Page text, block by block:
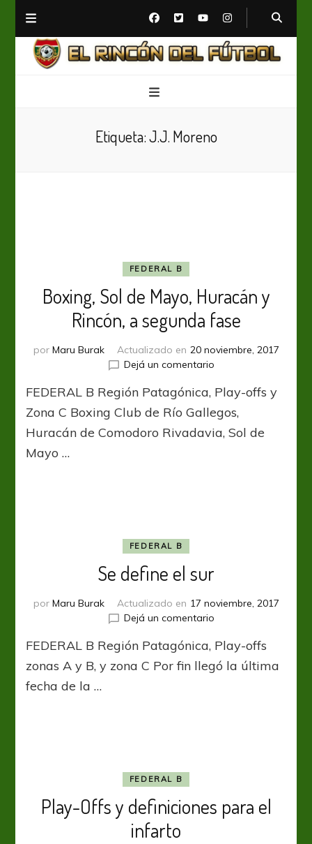
Etiqueta:J.J. Moreno
FEDERAL B
Boxing, Sol de Mayo, Huracán y
Rincón, a segunda fase
por Maru Burak Actualizado en 20 noviembre, 2017
Dejá un comentarioen
Sol
de
Mayo,
Huracán
FEDERAL B Región Patagónica, Play-offs y
Zona C Boxing Club de Río Gallegos,
Huracán de Comodoro Rivadavia, Sol de
Mayo …
FEDERAL B
Se define el sur
por Maru Burak Actualizado en 17 noviembre, 2017
Dejá un comentarioen
define
el
sur
FEDERAL B Región Patagónica, Play-offs
zonas A y B, y zona C Por fin llegó la última
fecha de la …
FEDERAL B
Play-Offs y definiciones para el
infarto